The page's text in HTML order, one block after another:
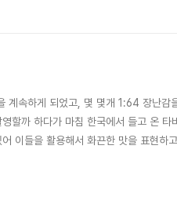
계속하게 되었고, 몇 몇개 1:64 장난감
할까 하다가 마침 한국에서 들고 온
이들을 활용해서 화끈한 맛을 표현하